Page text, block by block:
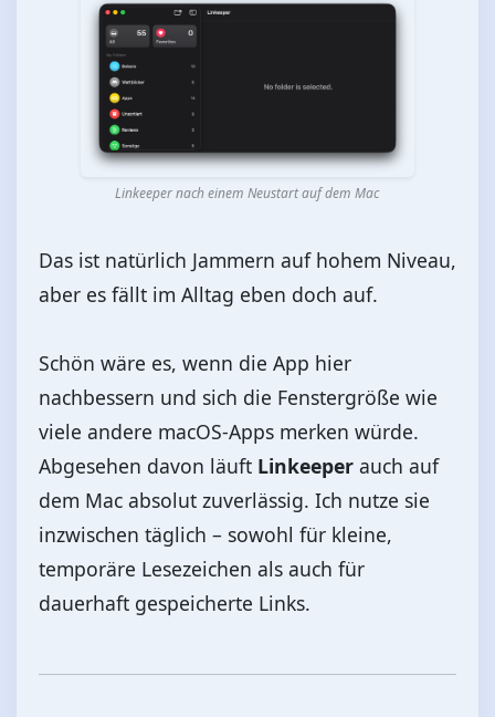
Linkeeper nach einem Neustart auf dem Mac
Das ist natürlich Jammern auf hohem Niveau,
aber es fällt im Alltag eben doch auf.
Schön wäre es, wenn die App hier
nachbessern und sich die Fenstergröße wie
viele andere macOS‑Apps merken würde.
Abgesehen davon läuft Linkeeper auch auf
dem Mac absolut zuverlässig. Ich nutze sie
inzwischen täglich – sowohl für kleine,
temporäre Lesezeichen als auch für
dauerhaft gespeicherte Links.